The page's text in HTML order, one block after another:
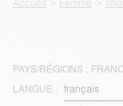
Accueil Femme
PAYS/RÉGIONS :
LANGUE :